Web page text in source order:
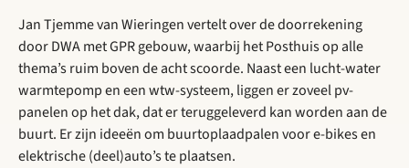
Jan Tjemme van Wieringen vertelt over de doorrekening
door DWA met GPR gebouw, waarbij het Posthuis op alle
thema’s ruim boven de acht scoorde. Naast een lucht-water
warmtepomp en een wtw-systeem, liggen er zoveel pv-
panelen op het dak, dat er teruggeleverd kan worden aan de
buurt. Er zijn ideeën om buurtoplaadpalen voor e-bikes en
elektrische (deel)auto’s te plaatsen.